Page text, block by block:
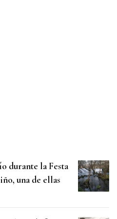
durante la Festa
una de ellas